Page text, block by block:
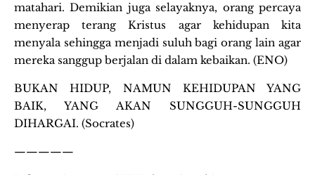
matahari. Demikian juga selayaknya, orang percaya
menyerap terang Kristus agar kehidupan kita
menyala sehingga menjadi suluh bagi orang lain agar
mereka sanggup berjalan di dalam kebaikan. (ENO)
BUKAN HIDUP, NAMUN KEHIDUPAN YANG
BAIK, YANG AKAN SUNGGUH-SUNGGUH
DIHARGAI. (Socrates)
—————